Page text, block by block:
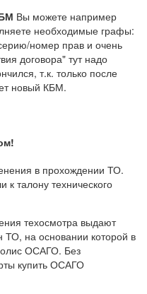
Вы можете например
необходимые графы:
номер прав и очень
договора" тут надо
т.к. только после
новый КБМ.
в прохождении ТО.
к талону технического
техосмотра выдают
ТО, на основании которой в
ОСАГО. Без
купить ОСАГО